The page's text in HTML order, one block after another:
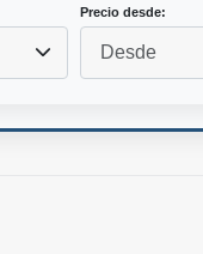
Precio desde: